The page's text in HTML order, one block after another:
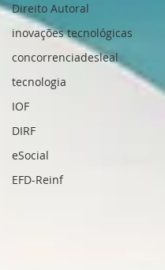
Direito Autoral
inovações tecnológicas
concorrenciadesleal
tecnologia
IOF
DIRF
eSocial
EFD-Reinf